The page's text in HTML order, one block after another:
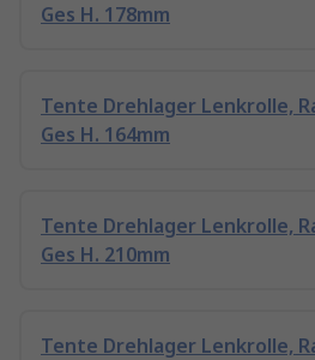
Ges H. 178mm
Tente Drehlager Lenkrolle,
Ges H. 164mm
Tente Drehlager Lenkrolle,
Ges H. 210mm
Tente Drehlager Lenkrolle,